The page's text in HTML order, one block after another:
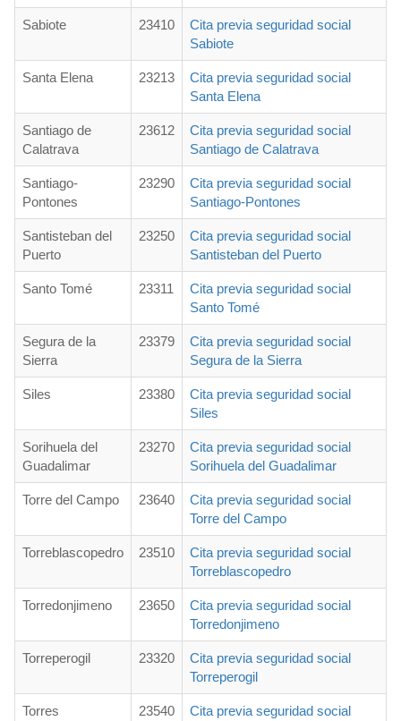
Sabiote 23410
Cita previa seguridad social
Sabiote
Santa Elena 23213
Cita previa seguridad social
Santa Elena
Santiago de
Calatrava
23612
Cita previa seguridad social
Santiago de Calatrava
Santiago-
Pontones
23290
Cita previa seguridad social
Santiago-Pontones
Santisteban del
Puerto
23250
Cita previa seguridad social
Santisteban del Puerto
Santo Tomé 23311
Cita previa seguridad social
Santo Tomé
Segura de la
Sierra
23379
Cita previa seguridad social
Segura de la Sierra
Siles 23380
Cita previa seguridad social
Siles
Sorihuela del
Guadalimar
23270
Cita previa seguridad social
Sorihuela del Guadalimar
Torre del Campo 23640
Cita previa seguridad social
Torre del Campo
Torreblascopedro 23510
Cita previa seguridad social
Torreblascopedro
Torredonjimeno 23650
Cita previa seguridad social
Torredonjimeno
Torreperogil 23320
Cita previa seguridad social
Torreperogil
Torres 23540
Cita previa seguridad social